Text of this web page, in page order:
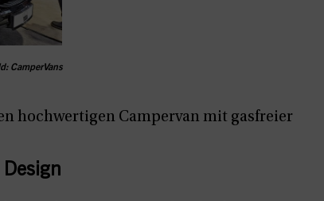
CamperVans
hochwertigen Campervan mit gasfreier